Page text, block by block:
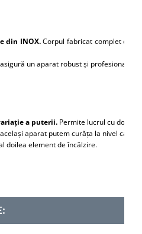
din INOX.Corpul fabricat complet din
un aparat robust și profesional.
a puterii. Permite lucrul cu două
aparat putem curăța la nivel
doilea element de încălzire.